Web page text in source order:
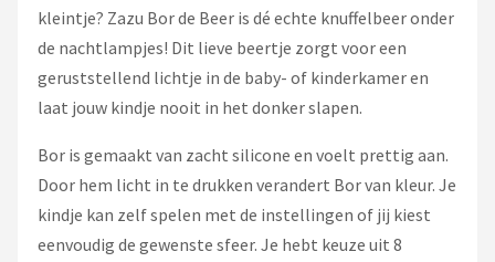
kleintje? Zazu Bor de Beer is dé echte knuffelbeer onder
de nachtlampjes! Dit lieve beertje zorgt voor een
geruststellend lichtje in de baby- of kinderkamer en
laat jouw kindje nooit in het donker slapen.
Bor is gemaakt van zacht silicone en voelt prettig aan.
Door hem licht in te drukken verandert Bor van kleur. Je
kindje kan zelf spelen met de instellingen of jij kiest
eenvoudig de gewenste sfeer. Je hebt keuze uit 8